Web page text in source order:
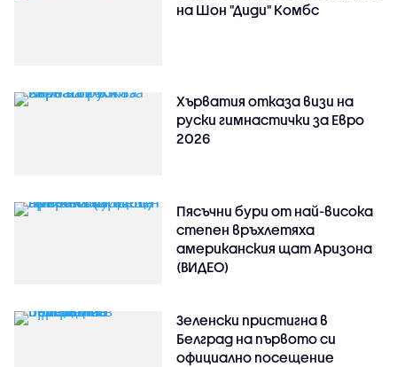
на Шон "Диди" Комбс
Хърватия отказа визи на
руски гимнастички за Евро
2026
Пясъчни бури от най-висока
степен връхлетяха
американския щат Аризона
(ВИДЕО)
Зеленски пристигна в
Белград на първото си
официално посещение